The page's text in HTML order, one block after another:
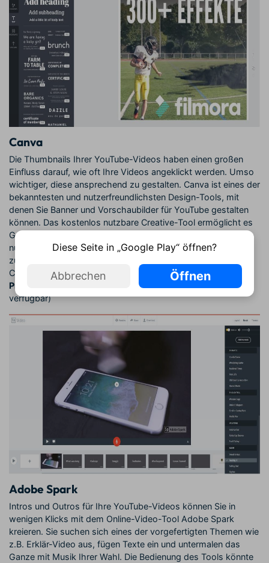
Canva
Die Thumbnails Ihrer YouTube-Videos haben einen großen
Einfluss darauf, wie oft Ihre Videos angeklickt werden. Umso
wichtiger, diese ansprechend zu gestalten. Canva ist eines der
bekanntesten und nutzerfreundlichsten Design-Tools, mit
denen Sie Banner und Vorschaubilder für YouTube gestalten
können. Das kostenlos nutzbare Creative-Tool ermöglicht es
Grafiken mit Texten und anderen Elementen in
nutzerdefinierten Größen zu erstellen und diese anschließend
zu exportieren.
Canva: https://www.canva.com/
Preis:
Kostenlos (kostenpflichtige Premium-Variante
verfügbar)
Adobe Spark
Intros und Outros für Ihre YouTube-Videos können Sie in
wenigen Klicks mit dem Online-Video-Tool Adobe Spark
kreieren. Sie suchen sich eines der vorgefertigten Themen wie
z.B. Erklär-Video aus, fügen Texte ein und untermalen das
Ganze mit Musik Ihrer Wahl. Die Bedienung des Tools könnte
Diese Seite in „Google Play“ öffnen?
Abbrechen Öffnen